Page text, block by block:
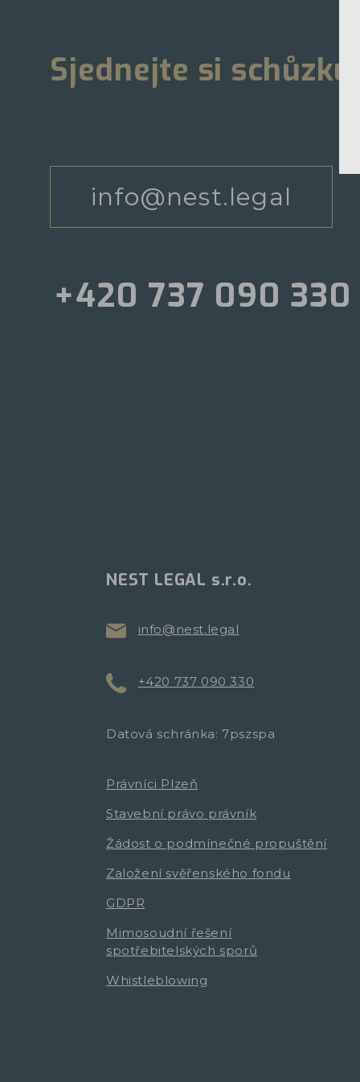
Sjednejte si schůzku
info@nest.legal
+420 737 090 330
NEST LEGAL s.r.o.
info@nest.legal
+420 737 090 330
Datová schránka: 7pszspa
Právníci Plzeň
Stavební právo právník
Žádost o podmínečné propuštění
Založení svěřenského fondu
GDPR
Mimosoudní řešení
spotřebitelských sporů
Whistleblowing